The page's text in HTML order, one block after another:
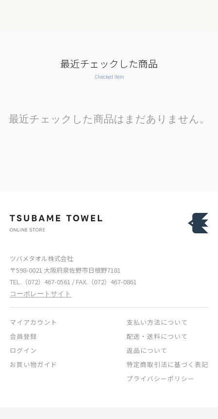
最近チェックした商品
Checked Item
最近チェックした商品はまだありません。
ツバメタオル株式会社
〒598-0021 大阪府泉佐野市日根野7181
TEL.（072）467-0561 / FAX.（072）467-0861
コーポレートサイト
マイアカウント
会員登録
ログイン
お買い物ガイド
支払い方法について
配送・送料について
返品について
特定商取引法に基づく表記
プライバシーポリシー